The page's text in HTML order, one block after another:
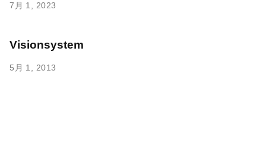
7月 1, 2023
Visionsystem
5月 1, 2013